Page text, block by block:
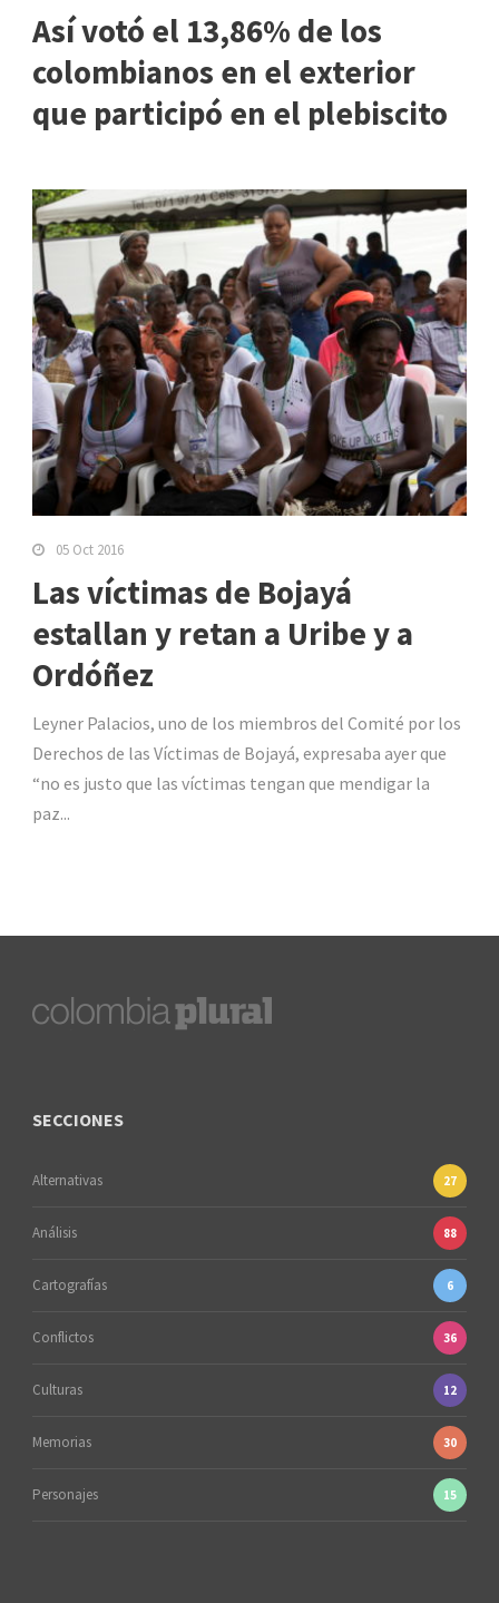
Así votó el 13,86% de los
colombianos en el exterior
que participó en el plebiscito
05 Oct 2016
Las víctimas de Bojayá
estallan y retan a Uribe y a
Ordóñez
Leyner Palacios, uno de los miembros del Comité por los
Derechos de las Víctimas de Bojayá, expresaba ayer que
“no es justo que las víctimas tengan que mendigar la
paz...
SECCIONES
Alternativas 27
Análisis 88
Cartografías 6
Conflictos 36
Culturas 12
Memorias 30
Personajes 15